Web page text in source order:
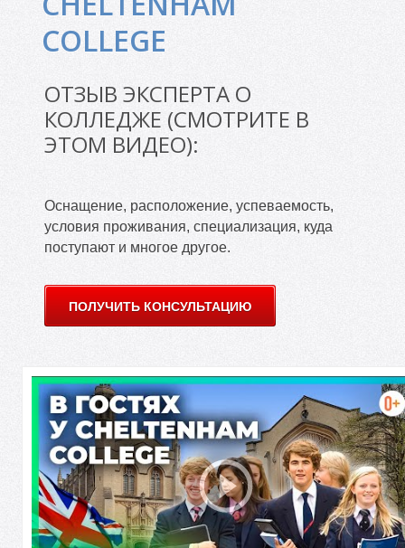
Е
COLLEGE
ОТЗЫВ ЭКСПЕРТА О
КОЛЛЕДЖЕ (СМОТРИТЕ В
ЭТОМ ВИДЕО):
Оснащение, расположение, успеваемость,
условия проживания, специализация, куда
поступают и многое другое.
ПОЛУЧИТЬ КОНСУЛЬТАЦИЮ